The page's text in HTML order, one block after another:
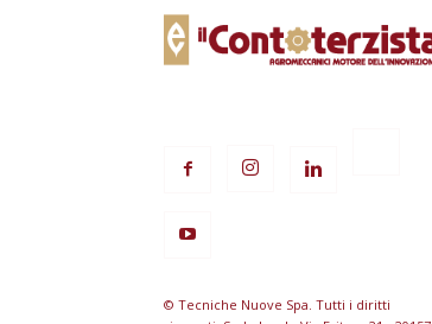
© Tecniche Nuove Spa. Tutti i diritti